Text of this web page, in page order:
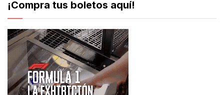
¡Compra tus boletos aquí!